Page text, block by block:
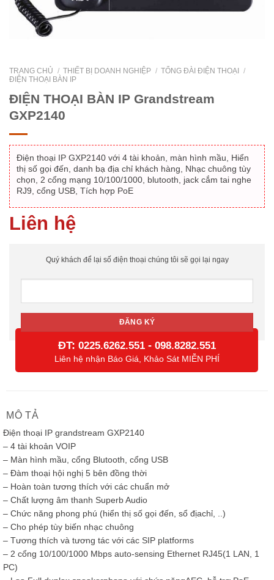
TRANG CHỦ / THIẾT BỊ DOANH NGHIỆP / TỔNG ĐÀI ĐIỆN THOẠI /
ĐIỆN THOẠI BÀN IP
ĐIỆN THOẠI BÀN IP Grandstream
GXP2140
Điện thoại IP GXP2140 với 4 tài khoản, màn hình mầu, Hiển
thị số gọi đến, danh bạ địa chỉ khách hàng, Nhạc chuông tùy
chọn, 2 cổng mạng 10/100/1000, blutooth, jack cắm tai nghe
RJ9, cổng USB, Tích hợp PoE
Liên hệ
Quý khách để lại số điện thoại chúng tôi sẽ gọi lại ngay
ĐT: 0225.6262.551 - 098.8282.551
Liên hệ nhận Báo Giá, Khảo Sát MIỄN PHÍ
MÔ TẢ
Điện thoại IP grandstream GXP2140
– 4 tài khoản VOIP
– Màn hình mầu, cổng Blutooth, cổng USB
– Đàm thoại hội nghị 5 bên đồng thời
– Hoàn toàn tương thích với các chuẩn mở
– Chất lượng âm thanh Superb Audio
– Chức năng phong phú (hiển thị số gọi đến, sổ địachỉ, ..)
– Cho phép tùy biến nhạc chuông
– Tương thích và tương tác với các SIP platforms
– 2 cổng 10/100/1000 Mbps auto-sensing Ethernet RJ45(1 LAN, 1
PC)